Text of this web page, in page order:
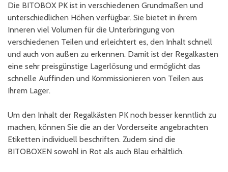
Die BITOBOX PK ist in verschiedenen Grundmaßen und
unterschiedlichen Höhen verfügbar. Sie bietet in ihrem
Inneren viel Volumen für die Unterbringung von
verschiedenen Teilen und erleichtert es, den Inhalt schnell
und auch von außen zu erkennen. Damit ist der Regalkasten
eine sehr preisgünstige Lagerlösung und ermöglicht das
schnelle Auffinden und Kommissionieren von Teilen aus
Ihrem Lager.
Um den Inhalt der Regalkästen PK noch besser kenntlich zu
machen, können Sie die an der Vorderseite angebrachten
Etiketten individuell beschriften. Zudem sind die
BITOBOXEN sowohl in Rot als auch Blau erhältlich.